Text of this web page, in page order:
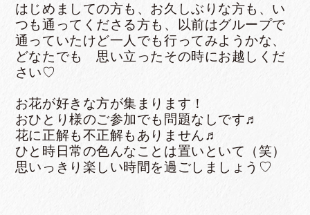
はじめましての方も、お久しぶりな方も、い
つも通ってくださる方も、以前はグループで
通っていたけど一人でも行ってみようかな、
どなたでも 思い立ったその時にお越しくだ
さい♡
お花が好きな方が集まります！
おひとり様のご参加でも問題なしです♬
花に正解も不正解もありません♬
ひと時日常の色んなことは置いといて（笑）
思いっきり楽しい時間を過ごしましょう♡